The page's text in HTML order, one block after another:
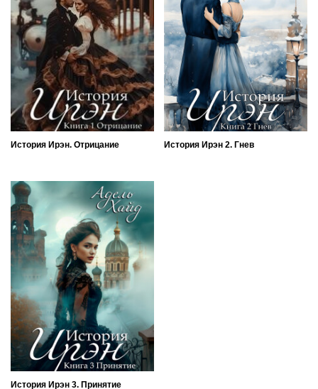
История Ирэн. Отрицание История Ирэн 2. Гнев
История Ирэн 3. Принятие